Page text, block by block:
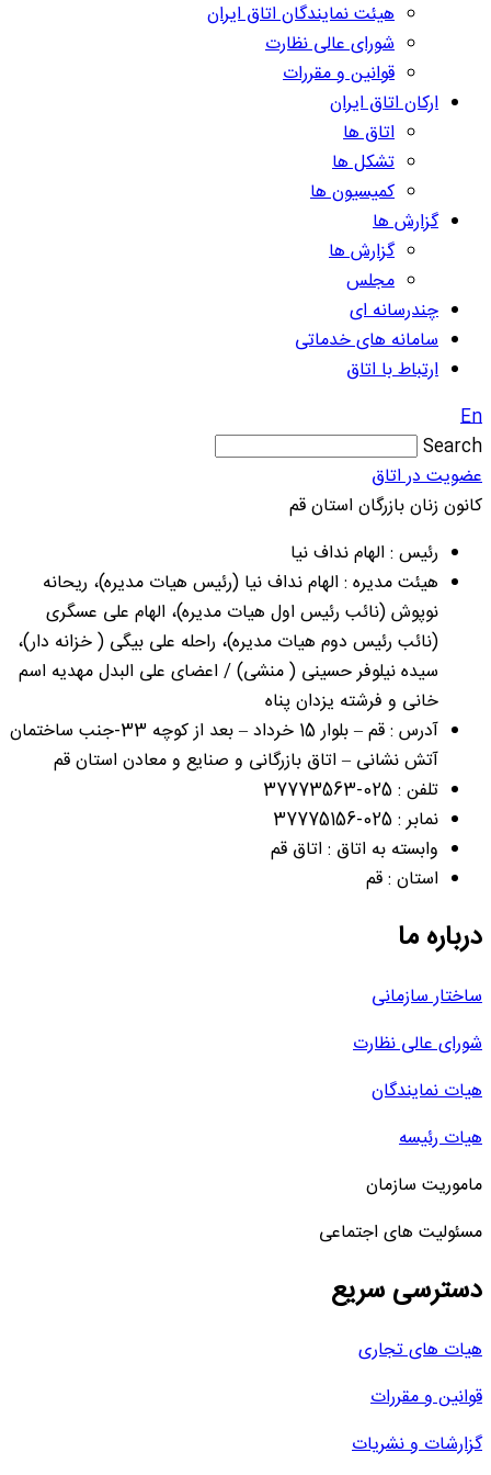
هیئت نمایندگان اتاق ایران
شورای عالی نظارت
قوانین و مقررات
ارکان اتاق ایران
اتاق ها
تشکل ها
کمیسیون ها
گزارش ها
گزارش ها
مجلس
چندرسانه ای
سامانه های خدماتی
ارتباط با اتاق
En
Search
عضویت در اتاق
کانون زنان بازرگان استان قم
رئیس : الهام نداف نیا
هیئت مدیره : الهام نداف نیا (رئیس هیات مدیره)، ریحانه
نوپوش (نائب رئیس اول هیات مدیره)، الهام علی عسگری
(نائب رئیس دوم هیات مدیره)، راحله علی بیگی ( خزانه دار)،
سیده نیلوفر حسینی ( منشی) / اعضای علی البدل مهدیه اسم
خانی و فرشته یزدان پناه
آدرس : قم – بلوار 15 خرداد – بعد از کوچه 33-جنب ساختمان
آتش نشانی – اتاق بازرگانی و صنایع و معادن استان قم
تلفن : 025-37773563
نمابر : 025-37775156
وابسته به اتاق : اتاق قم
استان : قم
درباره ما
ساختار سازمانی
شورای عالی نظارت
هیات نمایندگان
هیات رئیسه
ماموریت سازمان
مسئولیت های اجتماعی
دسترسی سریع
هیات های تجاری
قوانین و مقررات
گزارشات و نشریات